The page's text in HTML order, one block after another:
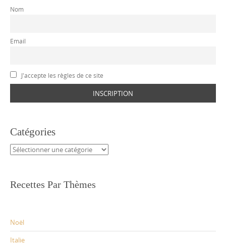
Nom
Email
J'accepte les règles de ce site
Catégories
Catégories
Recettes Par Thèmes
Noël
Italie